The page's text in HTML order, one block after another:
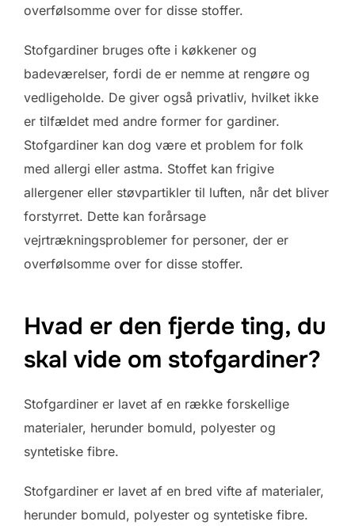
overfølsomme over for disse stoffer.
Stofgardiner bruges ofte i køkkener og
badeværelser, fordi de er nemme at rengøre og
vedligeholde. De giver også privatliv, hvilket ikke
er tilfældet med andre former for gardiner.
Stofgardiner kan dog være et problem for folk
med allergi eller astma. Stoffet kan frigive
allergener eller støvpartikler til luften, når det bliver
forstyrret. Dette kan forårsage
vejrtrækningsproblemer for personer, der er
overfølsomme over for disse stoffer.
Hvad er den fjerde ting, du
skal vide om stofgardiner?
Stofgardiner er lavet af en række forskellige
materialer, herunder bomuld, polyester og
syntetiske fibre.
Stofgardiner er lavet af en bred vifte af materialer,
herunder bomuld, polyester og syntetiske fibre.